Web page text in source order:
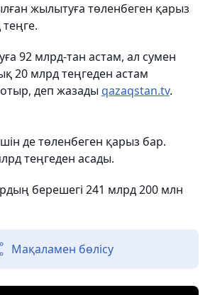
жылытуға төленбеген қарыз
92 млрд-тан астам, ал сумен
20 млрд теңгеден астам
деп жазады qazaqstan.tv.
де төленбеген қарыз бар.
теңгеден асады.
берешегі 241 млрд 200 млн
Мақаламен бөлісу